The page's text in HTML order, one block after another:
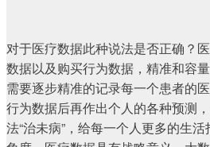
对于医疗数据此种说法是否正确？
数据以及购买行为数据，精准和容
需要逐步精准的记录每一个患者的
行为数据后再作出个人的各种预测
法“治未病”，给每一个人更多的生